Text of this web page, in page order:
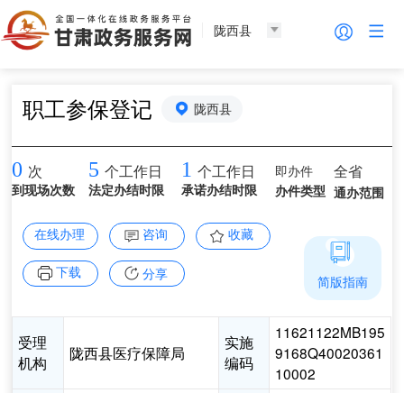
陇西县
职工参保登记 陇西县
0 次
到现场次数
5 个工作日
法定办结时限
1 个工作日
承诺办结时限
即办件
办件类型
全省
通办范围
在线办理 咨询 收藏
下载 分享
受理
机构
陇西县医疗保障局
实施
编码
11621122MB195
9168Q40020361
10002
简版指南